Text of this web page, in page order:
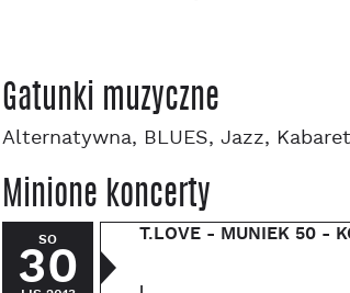
Gatunki muzyczne
Alternatywna, BLUES, Jazz,
Minione koncerty
SO
30
T.LOVE - MUNIEK 50 -